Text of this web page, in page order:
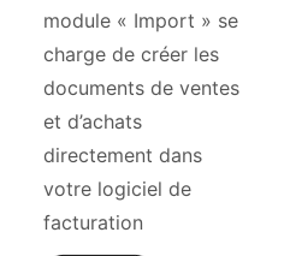
module « Import » se
charge de créer les
documents de ventes
et d’achats
directement dans
votre logiciel de
facturation